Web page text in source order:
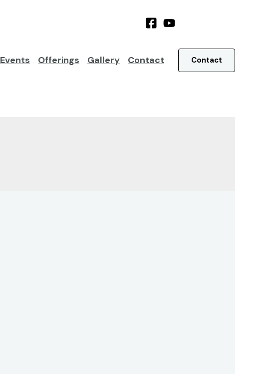
Events Offerings Gallery Contact Contact